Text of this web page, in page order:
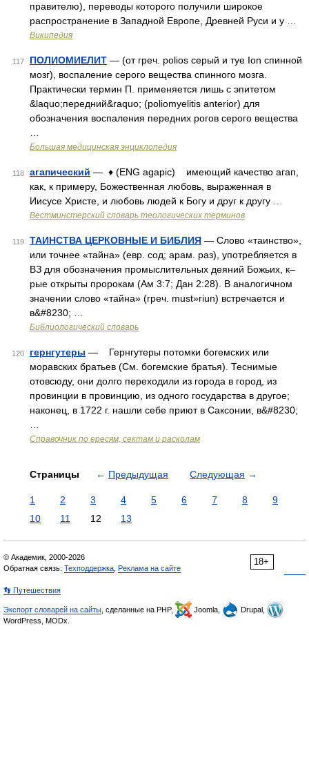
правителю), переводы которого получили широкое
распространение в Западной Европе, Древней Руси и у …
Википедия
117 ПОЛИОМИЕЛИТ — (от греч. polios серый и туе Ion спинной
мозг), воспаление серого вещества спинного мозга.
Практически термин П. применяется лишь с эпитетом
&laquo;передний&raquo; (poliomyelitis anterior) для
обозначения воспаления передних рогов серого вещества
Большая медицинская энциклопедия
118 агапический — ♦ (ENG agapic) имеющий качество агап,
как, к примеру, Божественная любовь, выраженная в
Иисусе Христе, и любовь людей к Богу и друг к другу …
Вестминстерский словарь теологических терминов
119 ТАИНСТВА ЦЕРКОВНЫЕ И БИБЛИЯ — Слово «таинство»,
или точнее «тайна» (евр. сод; арам. раз), употребляется в
ВЗ для обозначения промыслительных деяний Божьих, к–
рые открыты пророкам (Ам 3:7; Дан 2:28). В аналогичном
значении слово «тайна» (греч. must»riun) встречается и
в&#8230; …
Библиологический словарь
120 гернгутеры — Гернгутеры потомки богемских или
моравских братьев (См. богемские братья). Теснимые
отовсюду, они долго переходили из города в город, из
провинции в провинцию, из одного государства в другое;
наконец, в 1722 г. нашли себе приют в Саксонии, в&#8230;
Справочник по ересям, сектам и расколам
Страницы ← Предыдущая Следующая →
1 2 3 4 5 6 7 8
9
10
11 12 13
18+
© Академик, 2000-2026
Обратная связь: Техподдержка Реклама на сайте
👣 Путешествия
Экспорт словарей на сайты , сделанные на PHP, Joomla,
Drupal,
WordPress, MODx.